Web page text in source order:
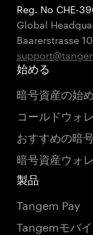
Reg. No CHE-
Global
Baarerstrasse 10
始める
暗号資産の始
コールドウォ
おすすめの暗
暗号資産ウォ
製品
Tangem Pay
Tangemモバ